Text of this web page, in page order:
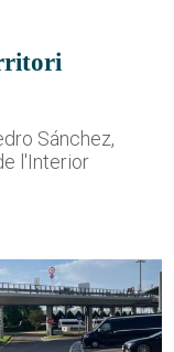
Sánchez,
l'Interior